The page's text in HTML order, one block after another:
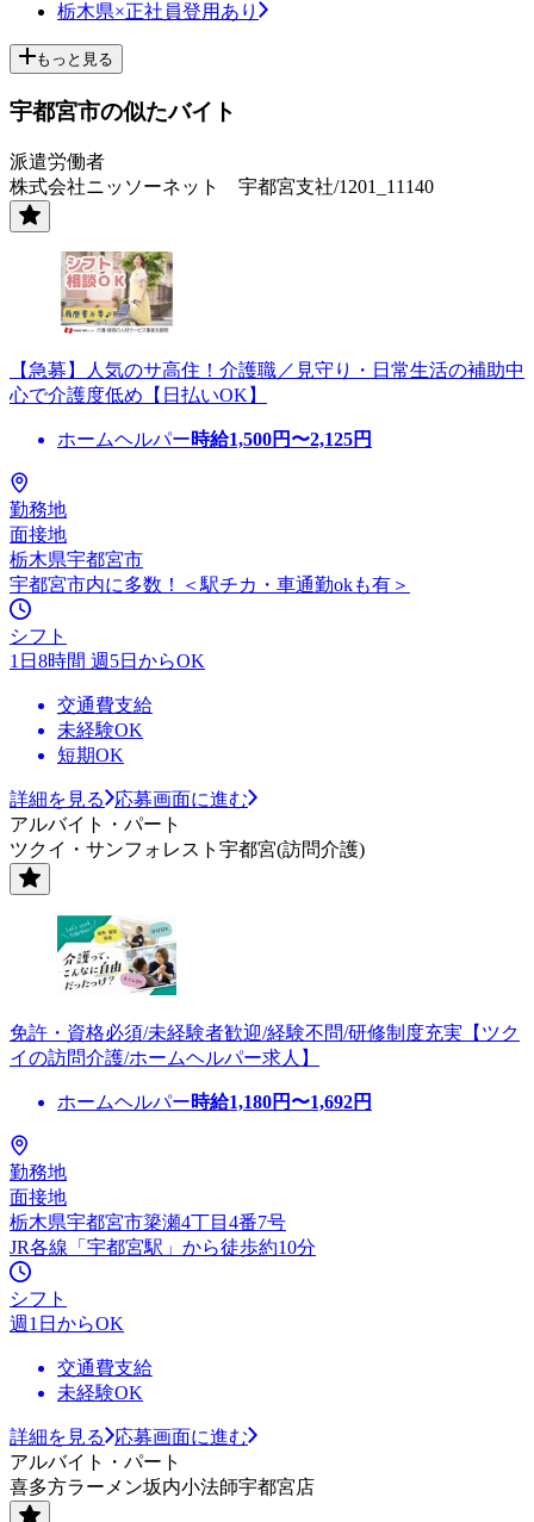
栃木県×正社員登用あり
もっと見る
宇都宮市の似たバイト
派遣労働者
株式会社ニッソーネット 宇都宮支社/1201_11140
【急募】人気のサ高住！介護職／見守り・日常生活の補助中
心で介護度低め【日払いOK】
ホームヘルパー時給1,500円〜2,125円
勤務地
面接地
栃木県宇都宮市
宇都宮市内に多数！＜駅チカ・車通勤okも有＞
シフト
1日8時間 週5日からOK
交通費支給
未経験OK
短期OK
詳細を見る
応募画面に進む
アルバイト・パート
ツクイ・サンフォレスト宇都宮(訪問介護)
免許・資格必須/未経験者歓迎/経験不問/研修制度充実【ツク
イの訪問介護/ホームヘルパー求人】
ホームヘルパー時給1,180円〜1,692円
勤務地
面接地
栃木県宇都宮市簗瀬4丁目4番7号
JR各線「宇都宮駅」から徒歩約10分
シフト
週1日からOK
交通費支給
未経験OK
詳細を見る
応募画面に進む
アルバイト・パート
喜多方ラーメン坂内小法師宇都宮店